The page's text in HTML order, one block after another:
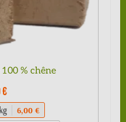
% chêne
6,00 €